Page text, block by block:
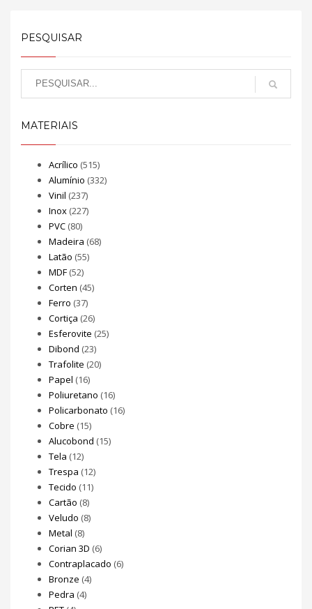
PESQUISAR
MATERIAIS
Acrílico (515)
Alumínio (332)
Vinil (237)
Inox (227)
PVC (80)
Madeira (68)
Latão (55)
MDF (52)
Corten (45)
Ferro (37)
Cortiça (26)
Esferovite (25)
Dibond (23)
Trafolite (20)
Papel (16)
Poliuretano (16)
Policarbonato (16)
Cobre (15)
Alucobond (15)
Tela (12)
Trespa (12)
Tecido (11)
Cartão (8)
Veludo (8)
Metal (8)
Corian 3D (6)
Contraplacado (6)
Bronze (4)
Pedra (4)